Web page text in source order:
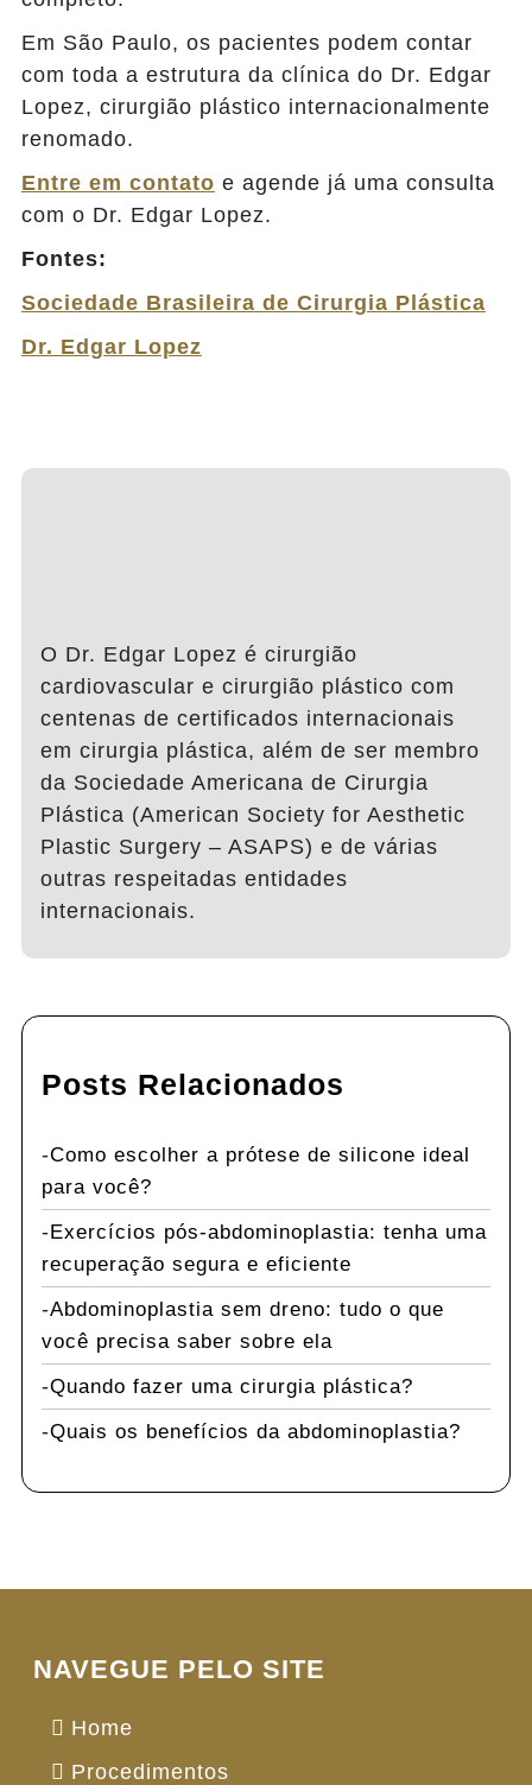
Em São Paulo, os pacientes podem contar
com toda a estrutura da clínica do Dr. Edgar
Lopez, cirurgião plástico internacionalmente
renomado.
Entre em contato e agende já uma consulta
com o Dr. Edgar Lopez.
Fontes:
Sociedade Brasileira de Cirurgia Plástica
Dr. Edgar Lopez
O Dr. Edgar Lopez é cirurgião
cardiovascular e cirurgião plástico com
centenas de certificados internacionais
em cirurgia plástica, além de ser membro
da Sociedade Americana de Cirurgia
Plástica (American Society for Aesthetic
Plastic Surgery – ASAPS) e de várias
outras respeitadas entidades
internacionais.
Posts Relacionados
Como escolher a prótese de silicone ideal
para você?
Exercícios pós-abdominoplastia: tenha uma
recuperação segura e eficiente
Abdominoplastia sem dreno: tudo o que
você precisa saber sobre ela
Quando fazer uma cirurgia plástica?
Quais os benefícios da abdominoplastia?
NAVEGUE PELO SITE
Home
Procedimentos